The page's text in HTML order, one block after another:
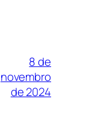
8 de
novembro
de 2024